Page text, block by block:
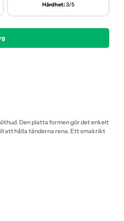
Hårdhet:3/5
Den platta formen gör det enkelt
att hålla tänderna rena. Ett smakrikt